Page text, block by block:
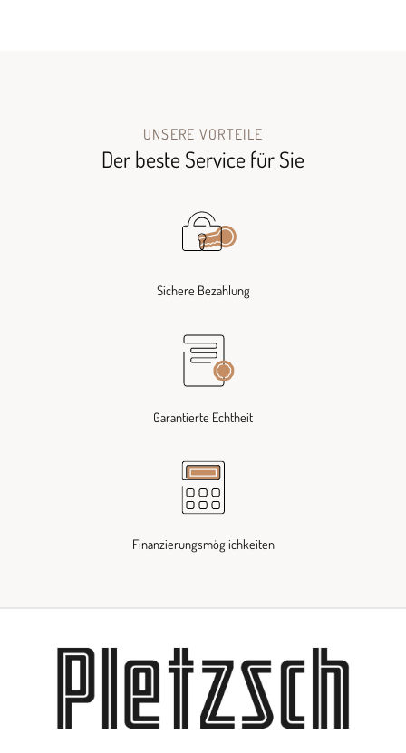
UNSERE VORTEILE
Der beste Service für Sie
Sichere Bezahlung
Garantierte Echtheit
Finanzierungsmöglichkeiten